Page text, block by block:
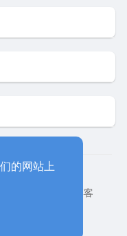
的网站上
网站博客